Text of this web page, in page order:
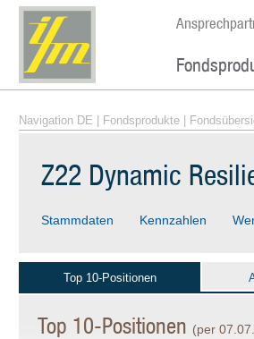
Navigation DE Fondsprodukte
Z22 Dynamic
Stammdaten Kennzahlen
Top 10-Positionen
Top 10-Positionen (per